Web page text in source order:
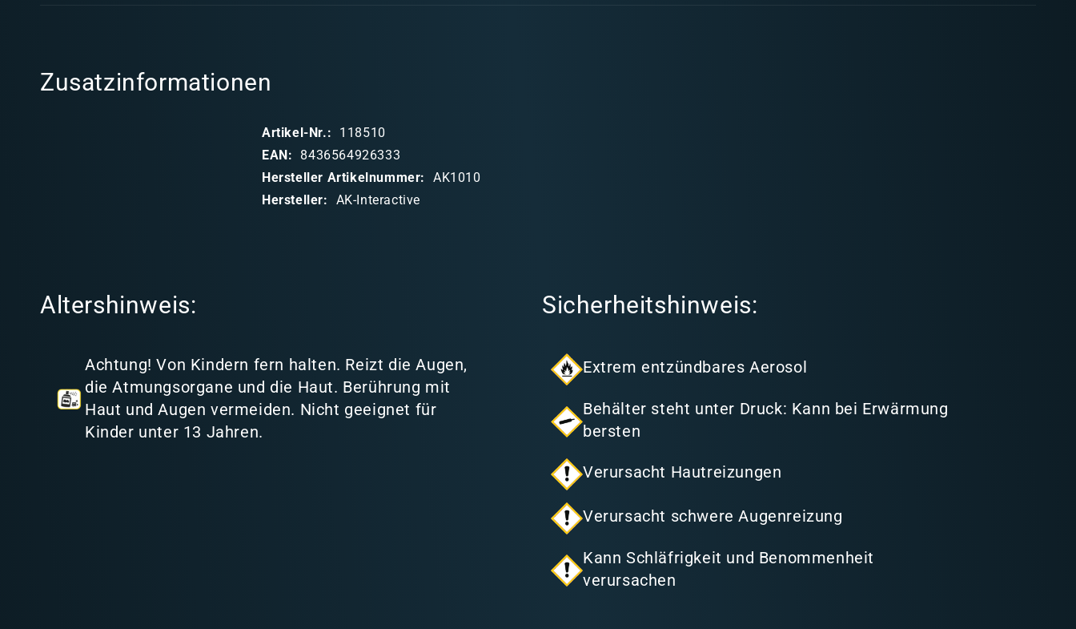
a
n
Zusatzinformationen
Artikel-Nr.:
118510
EAN:
8436564926333
Hersteller Artikelnummer:
AK1010
Hersteller:
AK-Interactive
Altershinweis: Sicherheitshinweis:
Achtung! Von Kindern fern halten. Reizt die Augen,
die Atmungsorgane und die Haut. Berührung mit
Haut und Augen vermeiden. Nicht geeignet für
Kinder unter 13 Jahren.
Extrem entzündbares Aerosol
Behälter steht unter Druck: Kann bei Erwärmung
bersten
Verursacht Hautreizungen
Verursacht schwere Augenreizung
Kann Schläfrigkeit und Benommenheit
verursachen